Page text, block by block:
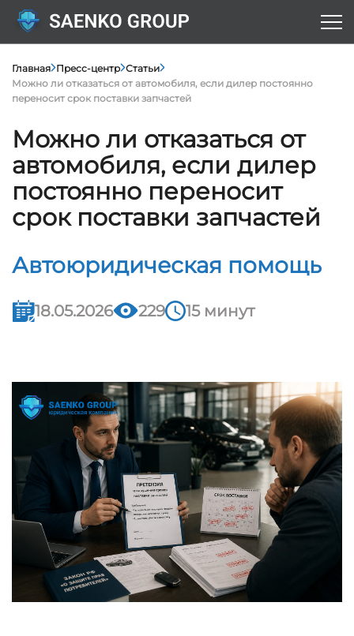
Главная Пресс-центр Статьи
Можно ли отказаться от автомобиля, если дилер постоянно
переносит срок поставки запчастей
Можно ли отказаться от
автомобиля, если дилер
постоянно переносит
срок поставки запчастей
Автоюридическая помощь
18.05.2026 229 15 минут